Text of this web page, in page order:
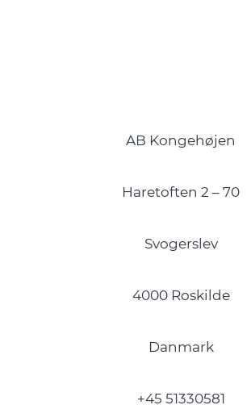
AB Kongehøjen
Haretoften 2 – 70
Svogerslev
4000 Roskilde
Danmark
+45 51330581